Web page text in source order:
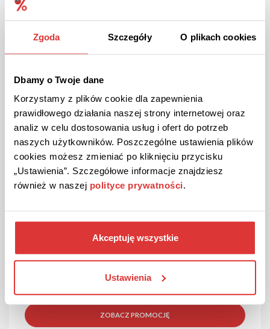
Zgoda Szczegóły O plikach cookies
Dbamy o Twoje dane
Korzystamy z plików cookie dla zapewnienia
prawidłowego działania naszej strony internetowej oraz
analiz w celu dostosowania usług i ofert do potrzeb
naszych użytkowników. Poszczególne ustawienia plików
cookies możesz zmieniać po kliknięciu przycisku
„Ustawienia”. Szczegółowe informacje znajdziesz
również w naszej polityce prywatności.
Akceptuję wszystkie
Ustawienia
Darmowa dostawa w sklepie Ekotechnik24.pl!
Przy zakupach za min. 900 zł.
PROMOCJA
Wybrane produkty w promocyjnych cenach w
sklepie Elegancki Pan!
ZOBACZ PROMOCJĘ